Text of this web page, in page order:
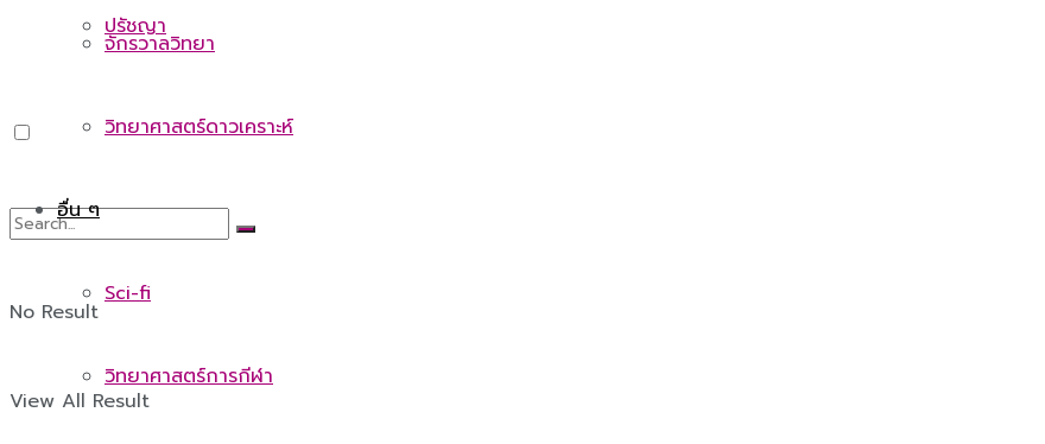
ปรัชญา
No Result
View All Result
จักรวาลวิทยา
วิทยาศาสตร์ดาวเคราะห์
อื่น ๆ
Sci-fi
วิทยาศาสตร์การกีฬา